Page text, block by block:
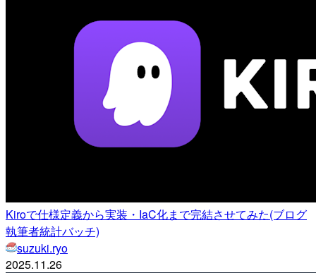
Kiroで仕様定義から実装・IaC化まで完結させてみた(ブログ
執筆者統計バッチ)
suzuki.ryo
2025.11.26